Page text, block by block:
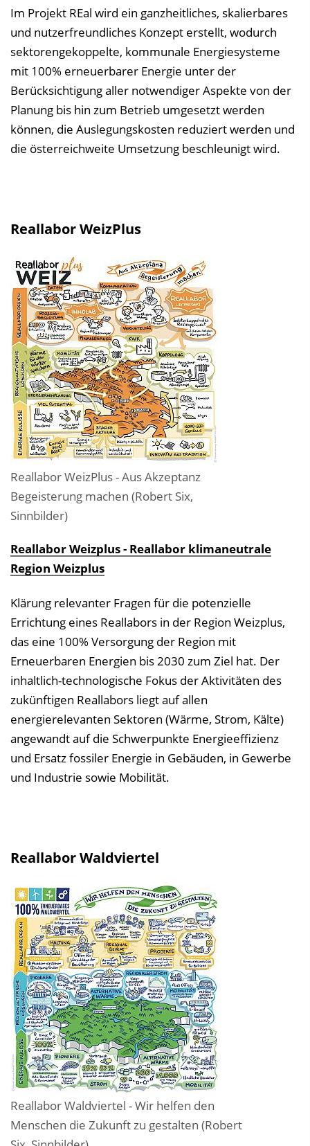
Im Projekt REal wird ein ganzheitliches, skalierbares
und nutzerfreundliches Konzept erstellt, wodurch
sektorengekoppelte, kommunale Energiesysteme
mit 100% erneuerbarer Energie unter der
Berücksichtigung aller notwendiger Aspekte von der
Planung bis hin zum Betrieb umgesetzt werden
können, die Auslegungskosten reduziert werden und
die österreichweite Umsetzung beschleunigt wird.
Reallabor WeizPlus
Reallabor WeizPlus - Aus Akzeptanz
Begeisterung machen (Robert Six,
Sinnbilder)
Reallabor Weizplus - Reallabor klimaneutrale
Region Weizplus
Klärung relevanter Fragen für die potenzielle
Errichtung eines Reallabors in der Region Weizplus,
das eine 100% Versorgung der Region mit
Erneuerbaren Energien bis 2030 zum Ziel hat. Der
inhaltlich-technologische Fokus der Aktivitäten des
zukünftigen Reallabors liegt auf allen
energierelevanten Sektoren (Wärme, Strom, Kälte)
angewandt auf die Schwerpunkte Energieeffizienz
und Ersatz fossiler Energie in Gebäuden, in Gewerbe
und Industrie sowie Mobilität.
Reallabor Waldviertel
Reallabor Waldviertel - Wir helfen den
Menschen die Zukunft zu gestalten (Robert